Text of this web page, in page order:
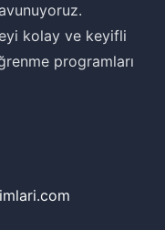
kolay ve keyifli
programları